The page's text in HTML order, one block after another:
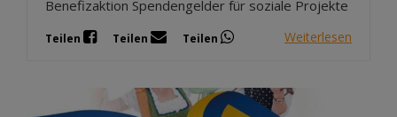
Benefizaktion Spendengelder für soziale Projekte
Teilen Teilen Teilen Weiterlesen